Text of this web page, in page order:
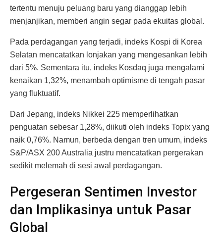
tertentu menuju peluang baru yang dianggap lebih
menjanjikan, memberi angin segar pada ekuitas global.
Pada perdagangan yang terjadi, indeks Kospi di Korea
Selatan mencatatkan lonjakan yang mengesankan lebih
dari 5%. Sementara itu, indeks Kosdaq juga mengalami
kenaikan 1,32%, menambah optimisme di tengah pasar
yang fluktuatif.
Dari Jepang, indeks Nikkei 225 memperlihatkan
penguatan sebesar 1,28%, diikuti oleh indeks Topix yang
naik 0,76%. Namun, berbeda dengan tren umum, indeks
S&P/ASX 200 Australia justru mencatatkan pergerakan
sedikit melemah di sesi awal perdagangan.
Pergeseran Sentimen Investor
dan Implikasinya untuk Pasar
Global